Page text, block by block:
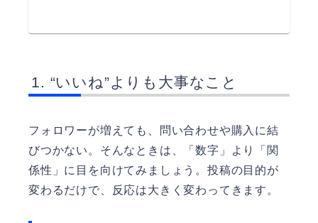
“いいね”よりも大事なこと
フォロワーが増えても、問い合わせや購入に結
びつかない。そんなときは、「数字」より「関
係性」に目を向けてみましょう。投稿の目的が
変わるだけで、反応は大きく変わってきます。